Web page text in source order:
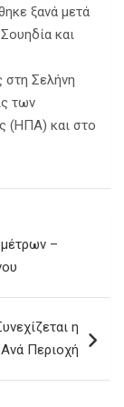
ξανά μετά
και
Σελήνη
των
(ΗΠΑ) και στο
–
η
Περιοχή